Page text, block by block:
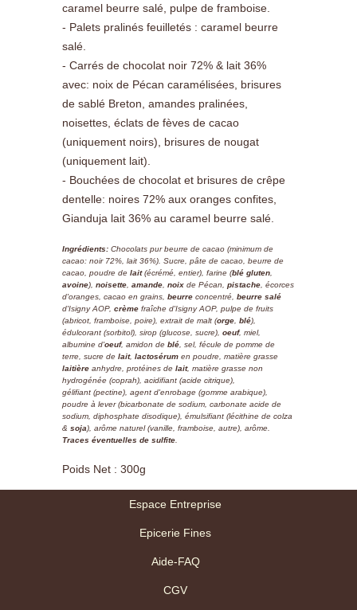
caramel beurre salé, pulpe de framboise.
- Palets pralinés feuilletés : caramel beurre
salé.
- Carrés de chocolat noir 72% & lait 36%
avec: noix de Pécan caramélisées, brisures
de sablé Breton, amandes pralinées,
noisettes, éclats de fèves de cacao
(uniquement noirs), brisures de nougat
(uniquement lait).
- Bouchées de chocolat et brisures de crêpe
dentelle: noires 72% aux oranges confites,
Gianduja lait 36% au caramel beurre salé.
Ingrédients: Chocolats pur beurre de cacao (minimum de
cacao: noir 72%, lait 36%). Sucre, pâte de cacao, beurre de
cacao, poudre de lait(écrémé, entier), farine (blé gluten
avoine), noisette amande noix de Pécan, pistache , écorces
d'oranges, cacao en grains, beurre concentré, beurre salé
d'Isigny AOP, crème fraîche d'Isigny AOP, pulpe de fruits
(abricot, framboise, poire), extrait de malt (orge blé),
édulcorant (sorbitol), sirop (glucose, sucre), oeuf, miel,
albumine d'oeuf, amidon de blé , sel, fécule de pomme de
terre, sucre de lait, lactosérum en poudre, matière grasse
laitière anhydre, protéines de lait, matière grasse non
hydrogénée (coprah), acidifiant (acide citrique),
gélifiant (pectine), agent d'enrobage (gomme arabique),
poudre à lever (bicarbonate de sodium, carbonate acide de
sodium, diphosphate disodique), émulsifiant (lécithine de colza
& soja), arôme naturel (vanille, framboise, autre), arôme.
Traces éventuelles de sulfite
Poids Net : 300g
Espace Entreprise
Epicerie Fines
Aide-FAQ
CGV